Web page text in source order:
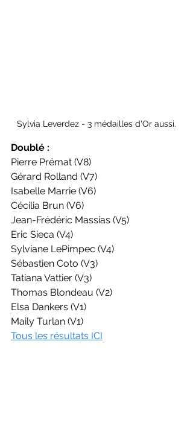
Sylvia Leverdez - 3 médailles d'Or aussi.
Doublé :
Pierre Prémat (V8)
Gérard Rolland (V7)
Isabelle Marrie (V6)
Cécilia Brun (V6)
Jean-Frédéric Massias (V5)
Eric Sieca (V4)
Sylviane LePimpec (V4)
Sébastien Coto (V3)
Tatiana Vattier (V3)
Thomas Blondeau (V2)
Elsa Dankers (V1)
Maily Turlan (V1)
Tous les résultats ICI